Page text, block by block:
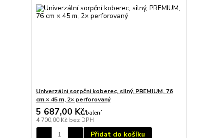
Univerzální sorpční koberec, silný, PREMIUM, 76
cm × 45 m, 2× perforovaný
5 687,00 Kč/balení
4 700,00 Kč bez DPH
Přidat do košíku